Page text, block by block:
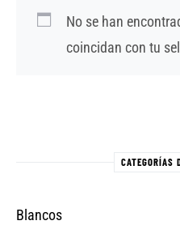
No se han
coincidan con tu
CATEGORÍAS
Blancos